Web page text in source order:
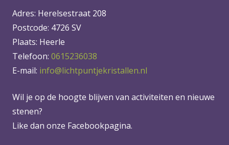
Adres: Herelsestraat 208
Postcode: 4726 SV
Plaats: Heerle
Telefoon: 0615236038
E-mail: info@lichtpuntjekristallen.nl
Wil je op de hoogte blijven van activiteiten en nieuwe
stenen?
Like dan onze Facebookpagina.